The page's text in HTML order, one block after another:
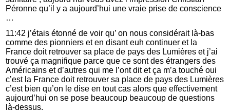
Péronne qu’il y a aujourd’hui une vraie prise de conscience
…
11:42 j’étais étonné de voir qu’ on nous considérait là-bas
comme des pionniers et en disant euh continuer et la
France doit retrouver sa place de pays des Lumières et j’ai
trouvé ça magnifique parce que ce sont des étrangers des
Américains et d’autres qui me l’ont dit et ça m’a touché oui
c’est la France doit retrouver sa place de pays des Lumières
c’est bien qu’on le dise en tout cas alors que effectivement
aujourd’hui on se pose beaucoup beaucoup de questions
là-dessus.